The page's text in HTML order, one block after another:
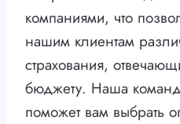
компаниями, что
нашим клиентам
страхования,
бюджету. Наша
поможет вам выбрать